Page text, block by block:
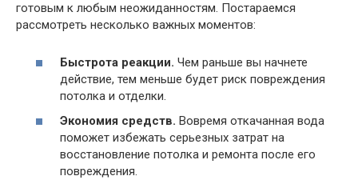
готовым к любым неожиданностям. Постараемся
рассмотреть несколько важных моментов:
Быстрота реакции. Чем раньше вы начнете
действие, тем меньше будет риск повреждения
потолка и отделки.
Экономия средств. Вовремя откачанная вода
поможет избежать серьезных затрат на
восстановление потолка и ремонта после его
повреждения.